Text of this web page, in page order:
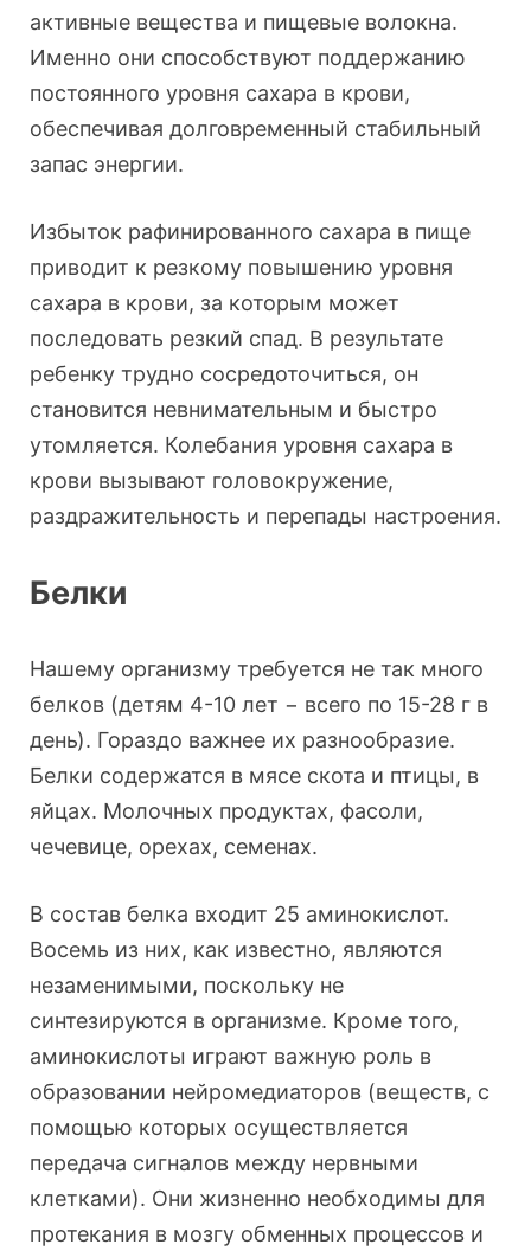
активные вещества и пищевые волокна.
Именно они способствуют поддержанию
постоянного уровня сахара в крови,
обеспечивая долговременный стабильный
запас энергии.
Избыток рафинированного сахара в пище
приводит к резкому повышению уровня
сахара в крови, за которым может
последовать резкий спад. В результате
ребенку трудно сосредоточиться, он
становится невнимательным и быстро
утомляется. Колебания уровня сахара в
крови вызывают головокружение,
раздражительность и перепады настроения.
Белки
Нашему организму требуется не так много
белков (детям 4-10 лет − всего по 15-28 г в
день). Гораздо важнее их разнообразие.
Белки содержатся в мясе скота и птицы, в
яйцах. Молочных продуктах, фасоли,
чечевице, орехах, семенах.
В состав белка входит 25 аминокислот.
Восемь из них, как известно, являются
незаменимыми, поскольку не
синтезируются в организме. Кроме того,
аминокислоты играют важную роль в
образовании нейромедиаторов (веществ, с
помощью которых осуществляется
передача сигналов между нервными
клетками). Они жизненно необходимы для
протекания в мозгу обменных процессов и